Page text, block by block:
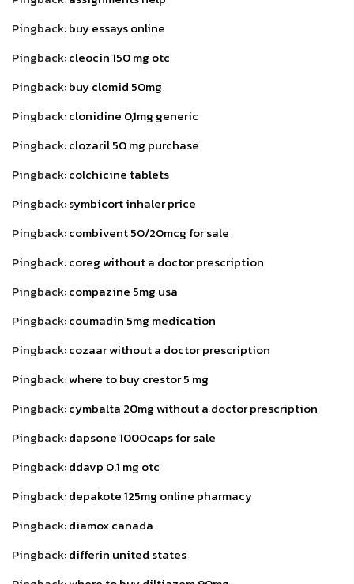
Pingback:buy essays online
Pingback:cleocin 150 mg otc
Pingback:buy clomid 50mg
Pingback:clonidine 0,1mg generic
Pingback:clozaril 50 mg purchase
Pingback:colchicine tablets
Pingback:symbicort inhaler price
Pingback:combivent 50/20mcg for sale
Pingback:coreg without a doctor prescription
Pingback:compazine 5mg usa
Pingback:coumadin 5mg medication
Pingback:cozaar without a doctor prescription
Pingback:where to buy crestor 5 mg
Pingback:cymbalta 20mg without a doctor prescription
Pingback:dapsone 1000caps for sale
Pingback:ddavp 0.1 mg otc
Pingback:depakote 125mg online pharmacy
Pingback:diamox canada
Pingback:differin united states